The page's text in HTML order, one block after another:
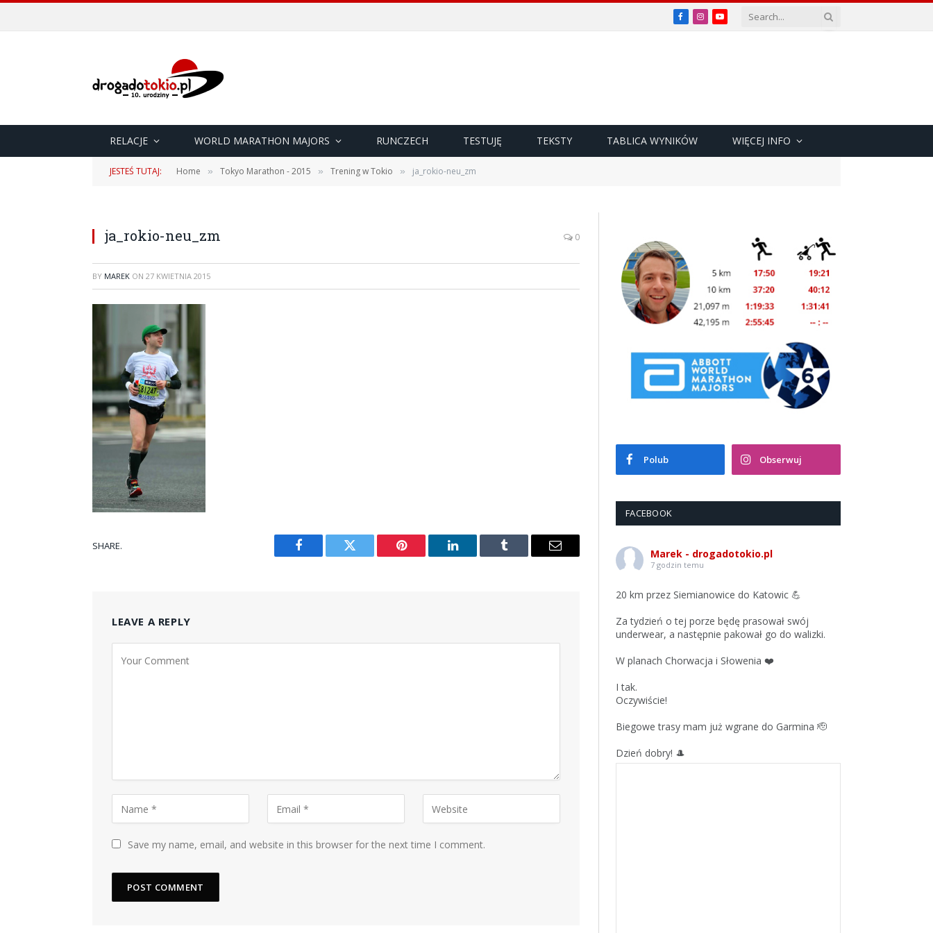
Facebook
InstagramYouTube
RELACJE WORLD MARATHON MAJORS RUNCZECH TESTUJĘ TEKSTY TABLICA WYNIKÓW WIĘCEJ INFO
JESTEŚ TUTAJ: Home » Tokyo Marathon - 2015 » Trening w Tokio » ja_rokio-neu_zm
ja_rokio-neu_zm 0
BY MAREK ON 27 KWIETNIA 2015
SHARE.
Facebook Twitter Pinterest LinkedIn Tumblr Email
LEAVE A REPLY
Save my name, email, and website in this browser for the next time I comment.
Polub Obserwuj
FACEBOOK
Marek - drogadotokio.pl
7 godzin temu
20 km przez Siemianowice do Katowic 💪
Za tydzień o tej porze będę prasował swój
underwear, a następnie pakował go do walizki.
W planach Chorwacja i Słowenia ❤️
I tak.
Oczywiście!
Biegowe trasy mam już wgrane do Garmina 🫡
Dzień dobry! 🎩